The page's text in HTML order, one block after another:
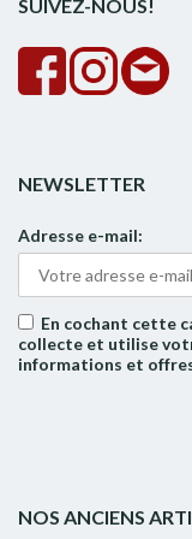
SUIVEZ-NOUS!
NEWSLETTER
Adresse e-mail:
En cochant cette
collecte et utilise
informations et
NOS ANCIENS